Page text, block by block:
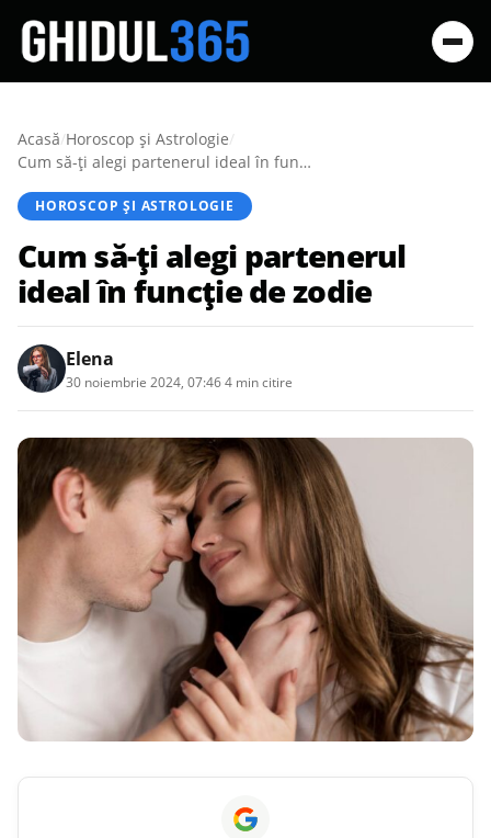
Acasă/Horoscop și Astrologie/
Cum să-ți alegi partenerul ideal în funcție de zodie
HOROSCOP ȘI ASTROLOGIE
Cum să-ți alegi partenerul
ideal în funcție de zodie
Elena
30 noiembrie 2024, 07:464 min citire